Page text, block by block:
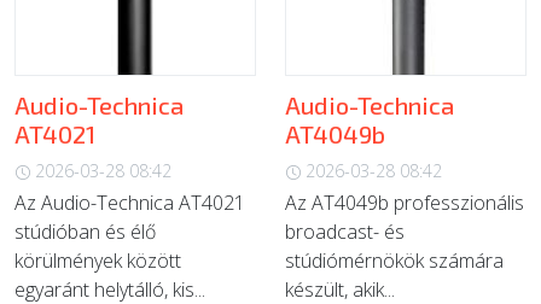
Audio-Technica
AT4021
2026-03-28 08:42
Az Audio-Technica AT4021
stúdióban és élő
körülmények között
egyaránt helytálló, kis...
Audio-Technica
AT4049b
2026-03-28 08:42
Az AT4049b professzionális
broadcast- és
stúdiómérnökök számára
készült, akik...